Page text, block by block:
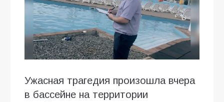
Ужасная трагедия произошла вчера
в бассейне на территории